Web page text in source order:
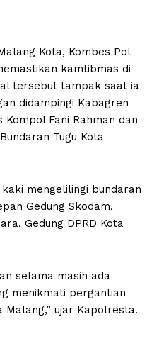
Kota, Kombes Pol
kamtibmas di
tersebut tampak saat ia
didampingi Kabagren
Kompol Fani Rahman dan
Tugu Kota
mengelilingi bundaran
Gedung Skodam,
Gedung DPRD Kota
selama masih ada
menikmati pergantian
Malang,” ujar Kapolresta.